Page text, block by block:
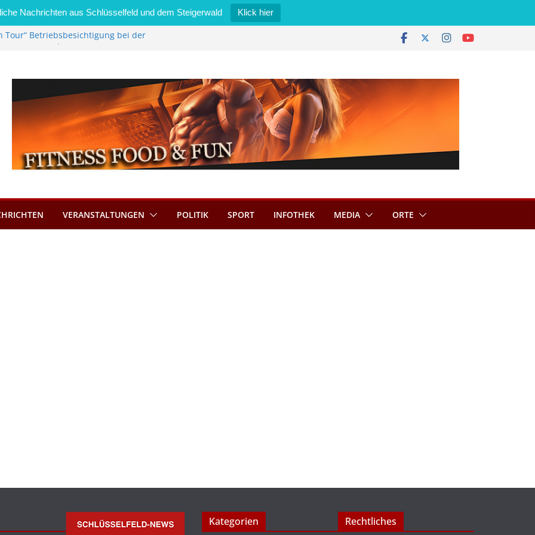
Nachrichten aus Schlüsselfeld und dem Steigerwald Klick hier
Tour“ Betriebsbesichtigung bei der
bietet Online-Anmeldung für
an
im Wert von 600 Euro
VERANSTALTUNGEN POLITIK SPORT INFOTHEK MEDIA ORTE
Kategorien Rechtliches